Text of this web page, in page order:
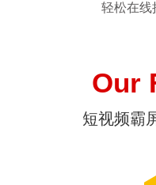
轻松在线
Our
短视频霸